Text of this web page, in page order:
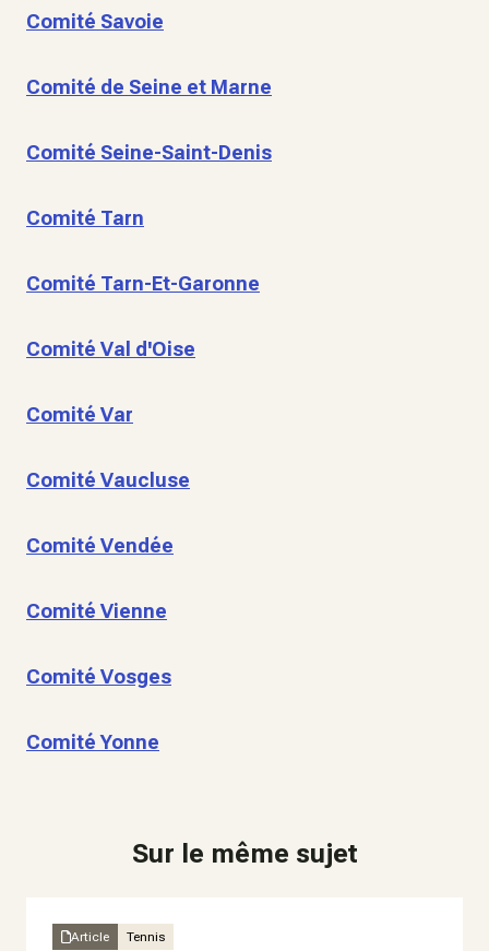
Comité Savoie
Comité de Seine et Marne
Comité Seine-Saint-Denis
Comité Tarn
Comité Tarn-Et-Garonne
Comité Val d'Oise
Comité Var
Comité Vaucluse
Comité Vendée
Comité Vienne
Comité Vosges
Comité Yonne
Sur le même sujet
Article Tennis